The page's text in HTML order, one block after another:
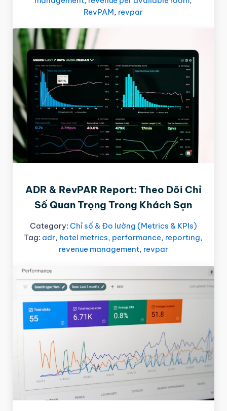
RevPAM, revpar
ADR & RevPAR Report: Theo Dõi Chỉ
Số Quan Trọng Trong Khách Sạn
Category: Chỉ số & Đo lường (Metrics & KPIs)
Tag: adr, hotel metrics, performance, reporting,
revenue management, revpar